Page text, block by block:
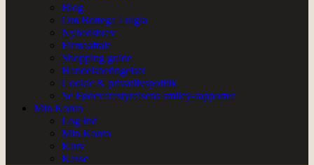
Blog
Om Bottega Luigia
Nyhedsbrev
Firmaaftale
Shopping guide
Handelsbetingelser
Cookie & privatlivspolitik
Se Fødevarestyrelsens smiley-rapporter
Min Konto
Log Ind
Min Konto
Kurv
Kasse